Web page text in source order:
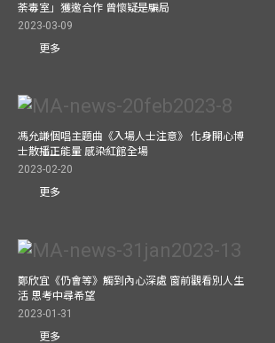
荼毒室」獲邀合作 曾懷疑是騙局
2023-03-09
更多
馮允謙個唱主題曲《入場人士注意》 化身開心博
士散播正能量 感染紅館全場
2023-02-20
更多
鄭欣宜《仍會等》觸到內心深處 窗前觀看別人生
活 思考中尋希望
2023-01-31
更多